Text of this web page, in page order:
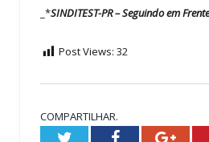
*SINDITEST-PR – Seguindo em Frente
Post Views: 32
COMPARTILHAR.
TwitterFacebook